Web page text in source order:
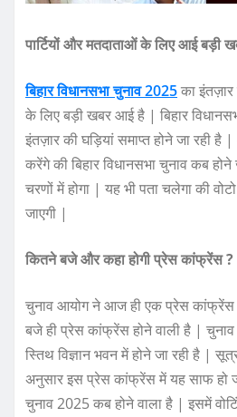
पार्टियों और मतदाताओं के लिए आई बड़ी
बिहार विधानसभा चुनाव 2025का इंतज़ार
के लिए बड़ी खबर आई है | बिहार
इंतज़ार की घड़ियां समाप्त होने जा रही
करेंगे की बिहार विधानसभा चुनाव कब
चरणों में होगा | यह भी पता चलेगा की
जाएगी |
कितने बजे और कहा होगी प्रेस कांफ्रेंस ?
चुनाव आयोग ने आज ही एक प्रेस
बजे ही प्रेस कांफ्रेंस होने वाली है |
स्तिथ विज्ञान भवन में होने जा रही है |
अनुसार इस प्रेस कांफ्रेंस में यह साफ हो
चुनाव 2025 कब होने वाला है | इसमें